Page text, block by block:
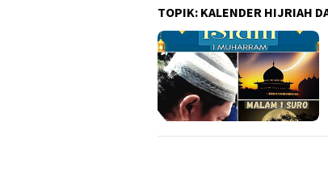
TOPIK: KALENDER HIJRIAH